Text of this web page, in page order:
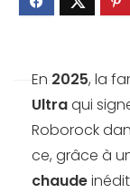
En 2025, la
Ultraqui
Roborock
ce, grâce à
chaude